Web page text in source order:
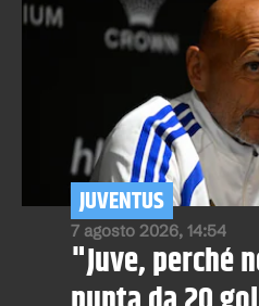
7 agosto 2026, 14:54
JUVENTUS
"Juve, perché